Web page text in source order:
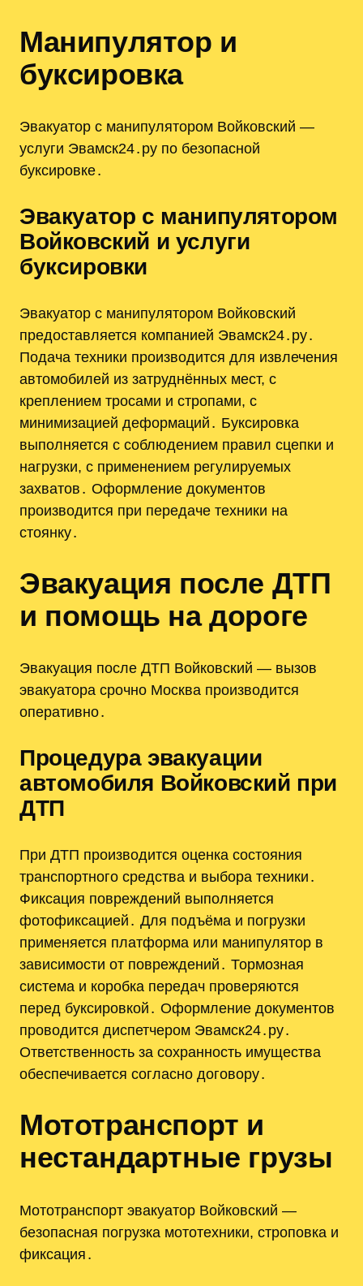
Манипулятор и
буксировка
Эвакуатор с манипулятором Войковский —
услуги Эвамск24․ру по безопасной
буксировке․
Эвакуатор с манипулятором
Войковский и услуги
буксировки
Эвакуатор с манипулятором Войковский
предоставляется компанией Эвамск24․ру․
Подача техники производится для извлечения
автомобилей из затруднённых мест, с
креплением тросами и стропами, с
минимизацией деформаций․ Буксировка
выполняется с соблюдением правил сцепки и
нагрузки, с применением регулируемых
захватов․ Оформление документов
производится при передаче техники на
стоянку․
Эвакуация после ДТП
и помощь на дороге
Эвакуация после ДТП Войковский — вызов
эвакуатора срочно Москва производится
оперативно․
Процедура эвакуации
автомобиля Войковский при
ДТП
При ДТП производится оценка состояния
транспортного средства и выбора техники․
Фиксация повреждений выполняется
фотофиксацией․ Для подъёма и погрузки
применяется платформа или манипулятор в
зависимости от повреждений․ Тормозная
система и коробка передач проверяются
перед буксировкой․ Оформление документов
проводится диспетчером Эвамск24․ру․
Ответственность за сохранность имущества
обеспечивается согласно договору․
Мототранспорт и
нестандартные грузы
Мототранспорт эвакуатор Войковский —
безопасная погрузка мототехники, строповка и
фиксация․